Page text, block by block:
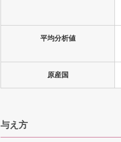
平均分析値
原産国
与え方